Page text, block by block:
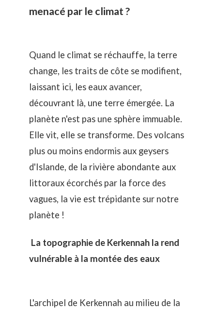
menacé par le climat ?
Quand le climat se réchauffe, la terre
change, les traits de côte se modifient,
laissant ici, les eaux avancer,
découvrant là, une terre émergée. La
planète n'est pas une sphère immuable.
Elle vit, elle se transforme. Des volcans
plus ou moins endormis aux geysers
d'Islande, de la rivière abondante aux
littoraux écorchés par la force des
vagues, la vie est trépidante sur notre
planète !
La topographie de Kerkennah la rend
vulnérable à la montée des eaux
L'archipel de Kerkennah au milieu de la